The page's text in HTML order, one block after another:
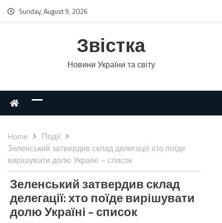
Sunday, August 9, 2026
Звістка
Новини України та світу
Home
Події
Зеленський затвердив склад делегації: хто поїде
вирішувати долю Україні – список
Зеленський затвердив склад
делегації: хто поїде вирішувати
долю Україні – список